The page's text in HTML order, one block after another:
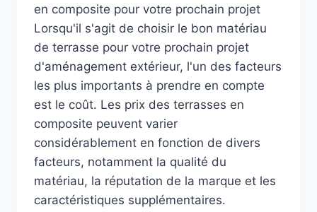
en composite pour votre prochain projet
Lorsqu'il s'agit de choisir le bon matériau
de terrasse pour votre prochain projet
d'aménagement extérieur, l'un des facteurs
les plus importants à prendre en compte
est le coût. Les prix des terrasses en
composite peuvent varier
considérablement en fonction de divers
facteurs, notamment la qualité du
matériau, la réputation de la marque et les
caractéristiques supplémentaires.